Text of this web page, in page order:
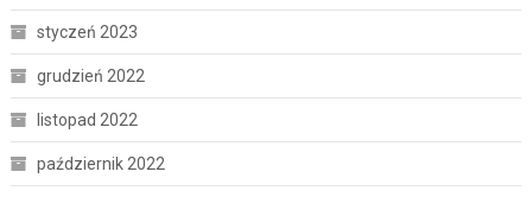
styczeń 2023
grudzień 2022
listopad 2022
październik 2022